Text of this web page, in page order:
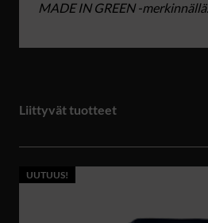
MADE IN GREEN -merkinnällä.
Liittyvät tuotteet
UUTUUS!